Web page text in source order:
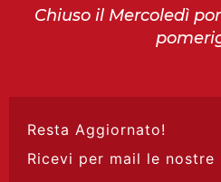
Chiuso il Mercoledì
Resta Aggiornato!
Ricevi per mail le nostre